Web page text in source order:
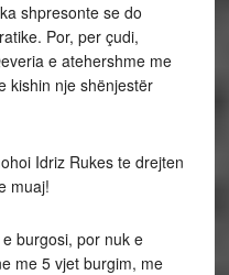
shpresonte se do
Por, per çudi,
e atehershme me
kishin nje shënjestër
Idriz Rukes te drejten
muaj!
burgosi, por nuk e
me 5 vjet burgim, me